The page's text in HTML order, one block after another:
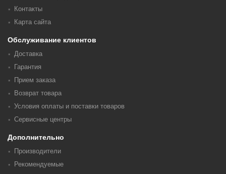
Контакты
Карта сайта
Обслуживание клиентов
Доставка
Гарантия
Прием заказа
Возврат товара
Условия оплаты и поставки товаров
Сервисные центры
Дополнительно
Производители
Рекомендуемые